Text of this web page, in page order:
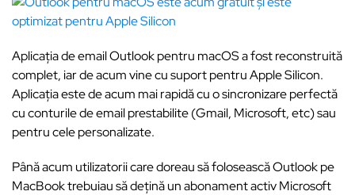
Aplicația de email Outlook pentru macOS a fost reconstruită
complet, iar de acum vine cu suport pentru Apple Silicon.
Aplicația este de acum mai rapidă cu o sincronizare perfectă
cu conturile de email prestabilite (Gmail, Microsoft, etc) sau
pentru cele personalizate.
Până acum utilizatorii care doreau să folosească Outlook pe
MacBook trebuiau să dețină un abonament activ Microsoft